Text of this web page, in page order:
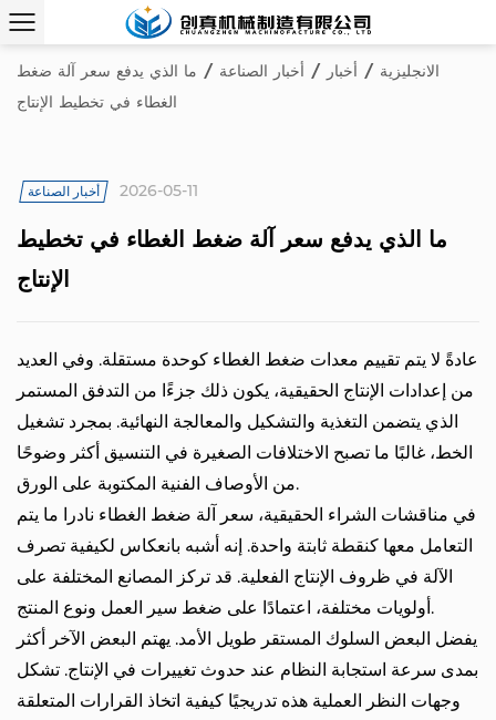
الانجليزية / أخبار / أخبار الصناعة / ما الذي يدفع سعر آلة ضغط
الغطاء في تخطيط الإنتاج
أخبار الصناعة 2026-05-11
ما الذي يدفع سعر آلة ضغط الغطاء في تخطيط
الإنتاج
عادةً لا يتم تقييم معدات ضغط الغطاء كوحدة مستقلة. وفي العديد
من إعدادات الإنتاج الحقيقية، يكون ذلك جزءًا من التدفق المستمر
الذي يتضمن التغذية والتشكيل والمعالجة النهائية. بمجرد تشغيل
الخط، غالبًا ما تصبح الاختلافات الصغيرة في التنسيق أكثر وضوحًا
من الأوصاف الفنية المكتوبة على الورق.
في مناقشات الشراء الحقيقية، سعر آلة ضغط الغطاء نادرا ما يتم
التعامل معها كنقطة ثابتة واحدة. إنه أشبه بانعكاس لكيفية تصرف
الآلة في ظروف الإنتاج الفعلية. قد تركز المصانع المختلفة على
أولويات مختلفة، اعتمادًا على ضغط سير العمل ونوع المنتج.
يفضل البعض السلوك المستقر طويل الأمد. يهتم البعض الآخر أكثر
بمدى سرعة استجابة النظام عند حدوث تغييرات في الإنتاج. تشكل
وجهات النظر العملية هذه تدريجيًا كيفية اتخاذ القرارات المتعلقة